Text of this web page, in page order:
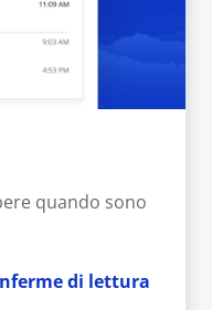
quando sono
di lettura